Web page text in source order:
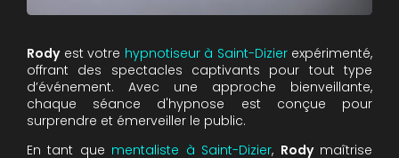
Rodyest votre hypnotiseur à Saint-Dizierexpérimenté,
offrant des spectacles captivants pour tout type
d’événement. Avec une approche bienveillante,
chaque séance d'hypnose est conçue pour
surprendre et émerveiller le public.
En tant que mentaliste à Saint-Dizier, Rodymaîtrise